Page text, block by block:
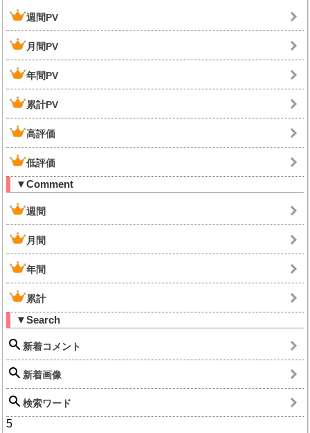
週間PV
月間PV
年間PV
累計PV
高評価
低評価
▼Comment
週間
月間
年間
累計
▼Search
新着コメント
新着画像
検索ワード
5